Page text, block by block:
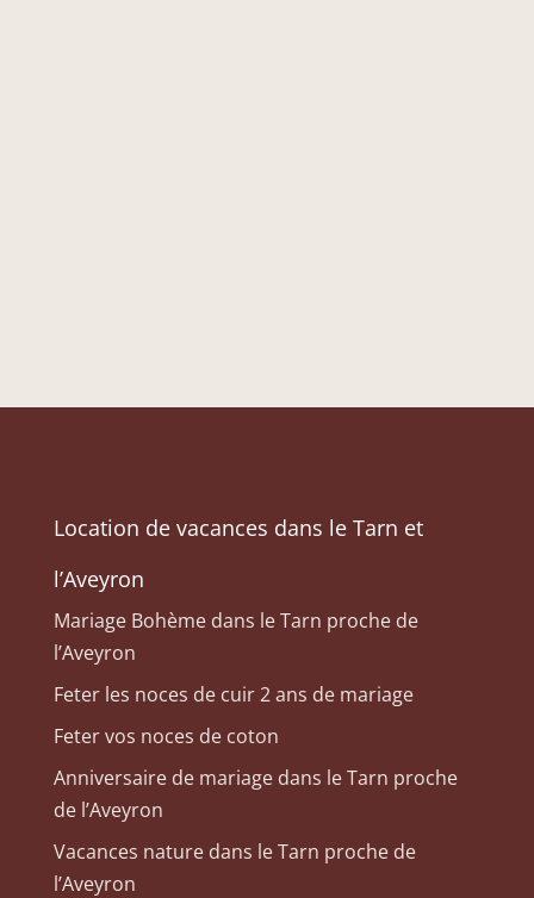
Location de vacances dans le Tarn et
l’Aveyron
Mariage Bohème dans le Tarn proche de
l’Aveyron
Feter les noces de cuir 2 ans de mariage
Feter vos noces de coton
Anniversaire de mariage dans le Tarn proche
de l’Aveyron
Vacances nature dans le Tarn proche de
l’Aveyron